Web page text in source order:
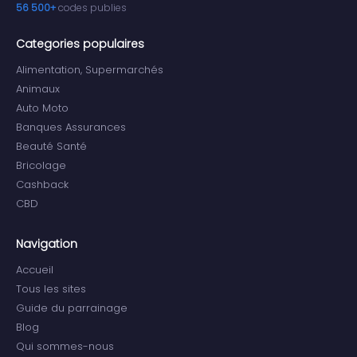
56 500+codes publies
Categories populaires
Alimentation, Supermarchés
Animaux
Auto Moto
Banques Assurances
Beauté Santé
Bricolage
Cashback
CBD
Navigation
Accueil
Tous les sites
Guide du parrainage
Blog
Qui sommes-nous